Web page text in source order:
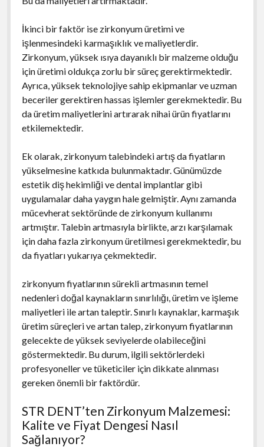
İkinci bir faktör ise zirkonyum üretimi ve
işlenmesindeki karmaşıklık ve maliyetlerdir.
Zirkonyum, yüksek ısıya dayanıklı bir malzeme olduğu
için üretimi oldukça zorlu bir süreç gerektirmektedir.
Ayrıca, yüksek teknolojiye sahip ekipmanlar ve uzman
beceriler gerektiren hassas işlemler gerekmektedir. Bu
da üretim maliyetlerini artırarak nihai ürün fiyatlarını
etkilemektedir.
Ek olarak, zirkonyum talebindeki artış da fiyatların
yükselmesine katkıda bulunmaktadır. Günümüzde
estetik diş hekimliği ve dental implantlar gibi
uygulamalar daha yaygın hale gelmiştir. Aynı zamanda
mücevherat sektöründe de zirkonyum kullanımı
artmıştır. Talebin artmasıyla birlikte, arzı karşılamak
için daha fazla zirkonyum üretilmesi gerekmektedir, bu
da fiyatları yukarıya çekmektedir.
zirkonyum fiyatlarının sürekli artmasının temel
nedenleri doğal kaynakların sınırlılığı, üretim ve işleme
maliyetleri ile artan taleptir. Sınırlı kaynaklar, karmaşık
üretim süreçleri ve artan talep, zirkonyum fiyatlarının
gelecekte de yüksek seviyelerde olabileceğini
göstermektedir. Bu durum, ilgili sektörlerdeki
profesyoneller ve tüketiciler için dikkate alınması
gereken önemli bir faktördür.
STR DENT’ten Zirkonyum Malzemesi:
Kalite ve Fiyat Dengesi Nasıl
Sağlanıyor?